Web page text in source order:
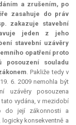
a zrušením, po
zasahuje do práv
zakazuje stavební
jeden z jeho
stavební uzávěry
opatření proto
posouzení souladu
. Pakliže tedy v
6. 2009 nemohla být
uzávěry posouzena
vydána, v mezidobí
do její zákonnosti a
logicky konsekventně a